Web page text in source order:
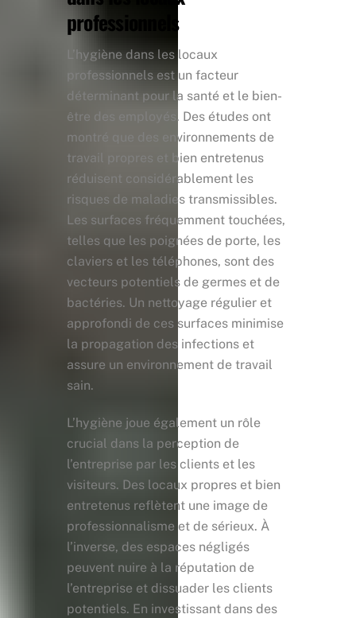
professionnels
L’hygiène dans les locaux
professionnels est un facteur
déterminant pour la santé et le bien-
être des employés. Des études ont
montré que des environnements de
travail propres et bien entretenus
réduisent considérablement les
risques de maladies transmissibles.
Les surfaces fréquemment touchées,
telles que les poignées de porte, les
claviers et les téléphones, sont des
vecteurs potentiels de germes et de
bactéries. Un nettoyage régulier et
approfondi de ces surfaces minimise
la propagation des infections et
assure un environnement de travail
sain.
L’hygiène joue également un rôle
crucial dans la perception de
l’entreprise par les clients et les
visiteurs. Des locaux propres et bien
entretenus reflètent une image de
professionnalisme et de sérieux. À
l’inverse, des espaces négligés
peuvent nuire à la réputation de
l’entreprise et dissuader les clients
potentiels. En investissant dans des